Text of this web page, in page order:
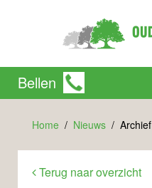
Bellen
Home Nieuws Archief
Terug naar overzicht